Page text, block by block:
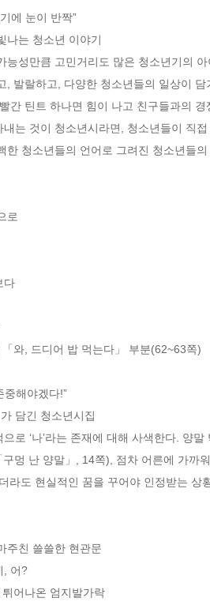
에 눈이 반짝”
나는 청소년 이야기
능성만큼 고민거리도 많은 청소년기의
, 발랄하고, 다양한 청소년들의 일상이
간 틴트 하나면 힘이 나고 친구들과의
내는 것이 청소년시라면, 청소년들이 직
한 청소년들의 언어로 그려진 청소년들
로
다
와, 드디어 밥 먹는다」 부분(62~63쪽)
중해야겠다!”
담긴 청소년시집
로 ‘나’라는 존재에 대해 사색한다. 양
멍 난 양말」, 14쪽), 점차 어른에 가까
라도 현실적인 꿈을 꾸어야 인정받는
주친 쓸쓸한 현관문
, 어?
어나온 엄지발가락